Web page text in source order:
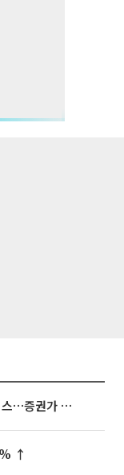
'불안과 기대 사이' 널뛰는 SK하이닉스…증권가 "HBM4·LTA 기반 펀터멘털 견고"
↑